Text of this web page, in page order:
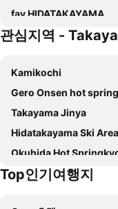
fav HIDATAKAYAMA
Hotel Wood Takayama
TABINO HOTEL Hida
Chisun Grand
Jas Hotel Takayama
Hotel Kuretakeso Takayama
Spa Hotel Alpina Hida
히다 호텔 플라자
관심지역 -
Kamikochi
Gero Onsen hot spring
Takayama Jinya
Hidatakayama Ski Area
Okuhida Hot
Tochio hot spring
Top인기여행지